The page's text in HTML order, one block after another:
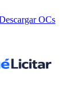
OCs